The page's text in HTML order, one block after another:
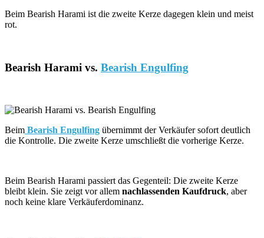
Beim Bearish Harami ist die zweite Kerze dagegen klein und meist
rot.
Bearish Harami vs. Bearish Engulfing
Beim Bearish Engulfing übernimmt der Verkäufer sofort deutlich
die Kontrolle. Die zweite Kerze umschließt die vorherige Kerze.
Beim Bearish Harami passiert das Gegenteil: Die zweite Kerze
bleibt klein. Sie zeigt vor allem nachlassenden Kaufdruck, aber
noch keine klare Verkäuferdominanz.